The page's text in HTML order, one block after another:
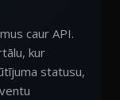
caur API.
kur
statusu,